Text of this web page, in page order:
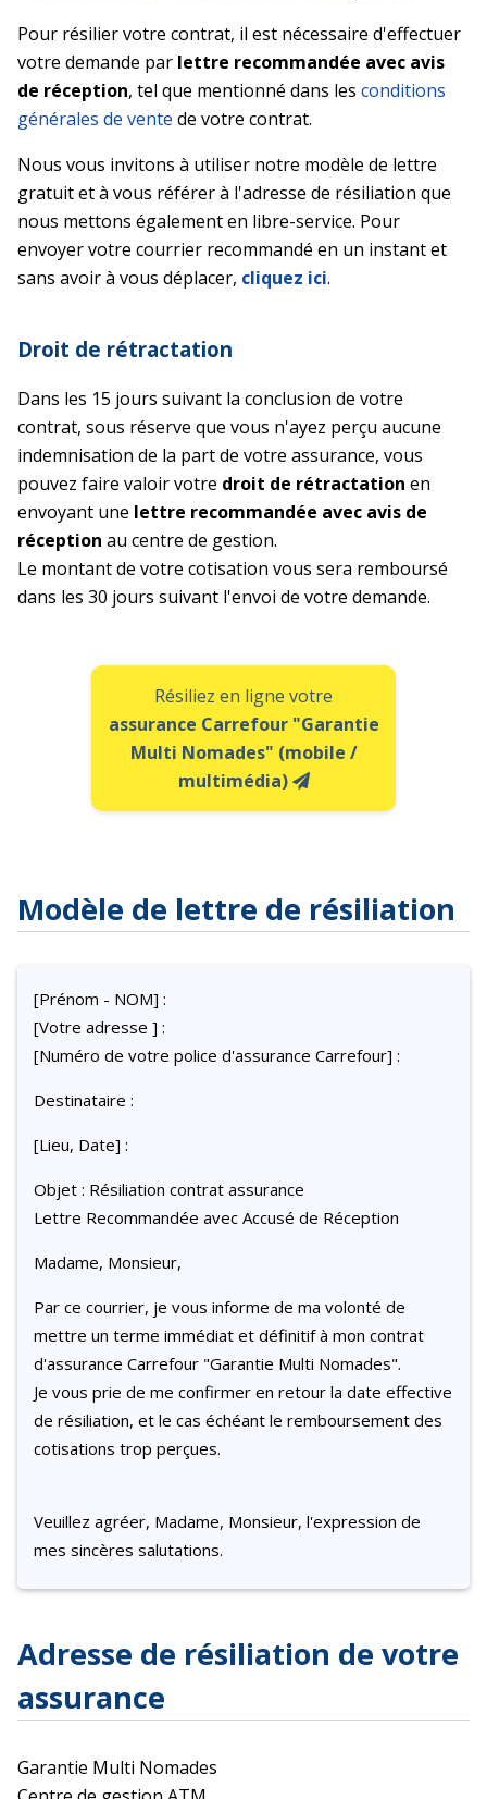
Pour résilier votre contrat, il est nécessaire d'effectuer
votre demande par lettre recommandée avec avis
de réception, tel que mentionné dans les conditions
générales de vente de votre contrat.
Nous vous invitons à utiliser notre modèle de lettre
gratuit et à vous référer à l'adresse de résiliation que
nous mettons également en libre-service. Pour
envoyer votre courrier recommandé en un instant et
sans avoir à vous déplacer, cliquez ici.
Droit de rétractation
Dans les 15 jours suivant la conclusion de votre
contrat, sous réserve que vous n'ayez perçu aucune
indemnisation de la part de votre assurance, vous
pouvez faire valoir votre droit de rétractation en
envoyant une lettre recommandée avec avis de
réception au centre de gestion.
Le montant de votre cotisation vous sera remboursé
dans les 30 jours suivant l'envoi de votre demande.
Résiliez en ligne votre
assurance Carrefour "Garantie
Multi Nomades" (mobile /
multimédia)
Modèle de lettre de résiliation
[Prénom - NOM] :
[Votre adresse ] :
[Numéro de votre police d'assurance Carrefour] :
Destinataire :
[Lieu, Date] :
Objet : Résiliation contrat assurance
Lettre Recommandée avec Accusé de Réception
Madame, Monsieur,
Par ce courrier, je vous informe de ma volonté de
mettre un terme immédiat et définitif à mon contrat
d'assurance Carrefour "Garantie Multi Nomades".
Je vous prie de me confirmer en retour la date effective
de résiliation, et le cas échéant le remboursement des
cotisations trop perçues.
Veuillez agréer, Madame, Monsieur, l'expression de
mes sincères salutations.
Adresse de résiliation de votre
assurance
Garantie Multi Nomades